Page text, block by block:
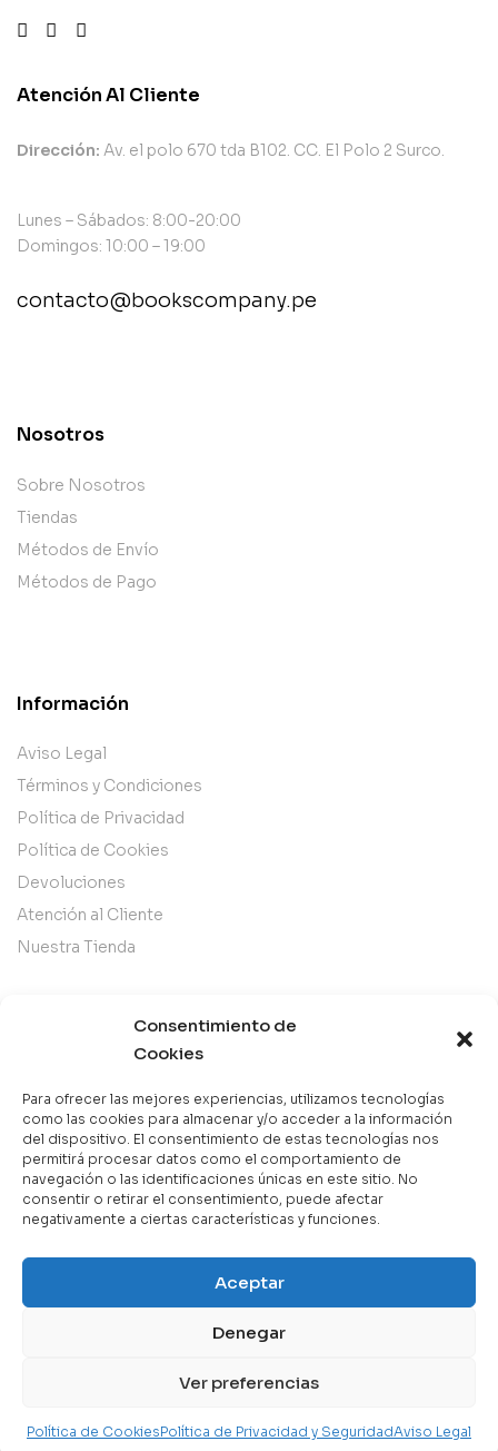
Consentimiento de
Cookies
Para ofrecer las mejores experiencias, utilizamos tecnologías
como las cookies para almacenar y/o acceder a la información
del dispositivo. El consentimiento de estas tecnologías nos
permitirá procesar datos como el comportamiento de
navegación o las identificaciones únicas en este sitio. No
consentir o retirar el consentimiento, puede afectar
negativamente a ciertas características y funciones.
Aceptar
Denegar
Ver preferencias
Política de CookiesPolítica de Privacidad y SeguridadAviso Legal
Instituciones
Atención Al Cliente
Dirección: Av. el polo 670 tda B102. CC. El Polo 2 Surco.
Lunes – Sábados: 8:00-20:00
Domingos: 10:00 – 19:00
contacto@bookscompany.pe
Nosotros
Sobre Nosotros
Tiendas
Métodos de Envío
Métodos de Pago
Información
Aviso Legal
Términos y Condiciones
Política de Privacidad
Política de Cookies
Devoluciones
Atención al Cliente
Nuestra Tienda
Mejor Valorados
Top de la Semana
Libros en Oferta
Novedades
Copyright © 2025 Books & Co. Todos los derechos